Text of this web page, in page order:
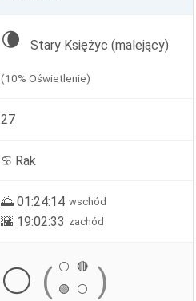
🌘 Stary Księżyc (malejący)
(10% Oświetlenie)
27
♋ Rak
🌅 01:24:14 wschód
🌇 19:02:33 zachód
⚪ ( ⚪
🔴
🟢
⚪ )